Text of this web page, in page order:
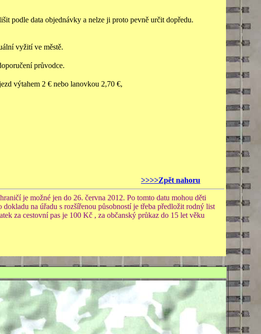
podle data objednávky a nelze ji proto pevně určit dopředu.
vyžití ve městě.
průvodce.
výtahem 2 € nebo lanovkou 2,70 €,
>>>>Zpět nahoru
je možné jen do 26. června 2012. Po tomto datu mohou děti
na úřadu s rozšířenou působností je třeba předložit rodný list
za cestovní pas je 100 Kč , za občanský průkaz do 15 let věku